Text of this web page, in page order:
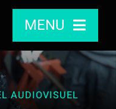
MENU
AUDIOVISUEL